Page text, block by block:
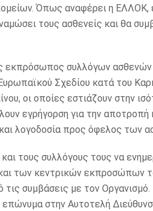
Όπως αναφέρει η ΕΛΛΟΚ,
τους ασθενείς και θα
εκπρόσωπος συλλόγων ασθενών
Σχεδίου κατά του
οι οποίες εστιάζουν στην
εγρήγορση για την
λογοδοσία προς όφελος των
τους συλλόγους τους να
των κεντρικών εκπροσώπων
συμβάσεις με τον
στην Αυτοτελή